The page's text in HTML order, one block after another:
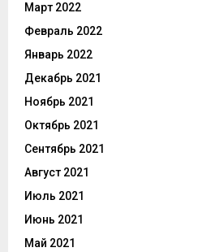
Март 2022
Февраль 2022
Январь 2022
Декабрь 2021
Ноябрь 2021
Октябрь 2021
Сентябрь 2021
Август 2021
Июль 2021
Июнь 2021
Май 2021